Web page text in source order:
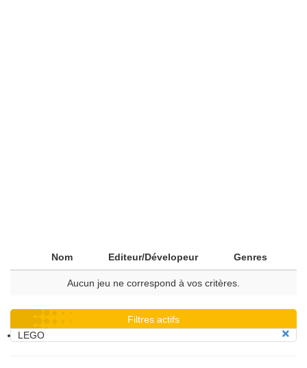
Nom Editeur/Dévelopeur Genres
Aucun jeu ne correspond à vos critères.
Filtres actifs
LEGO